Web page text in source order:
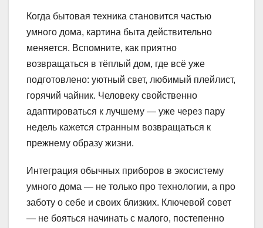
Когда бытовая техника становится частью
умного дома, картина быта действительно
меняется. Вспомните, как приятно
возвращаться в тёплый дом, где всё уже
подготовлено: уютный свет, любимый плейлист,
горячий чайник. Человеку свойственно
адаптироваться к лучшему — уже через пару
недель кажется странным возвращаться к
прежнему образу жизни.
Интеграция обычных приборов в экосистему
умного дома — не только про технологии, а про
заботу о себе и своих близких. Ключевой совет
— не бояться начинать с малого, постепенно